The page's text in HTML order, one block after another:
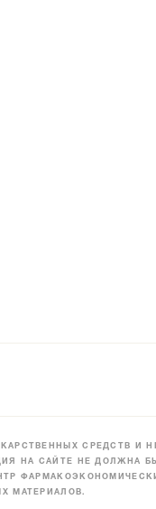
СРЕДСТВ И
НА САЙТЕ НЕ ДОЛЖНА
МАТЕРИАЛОВ.